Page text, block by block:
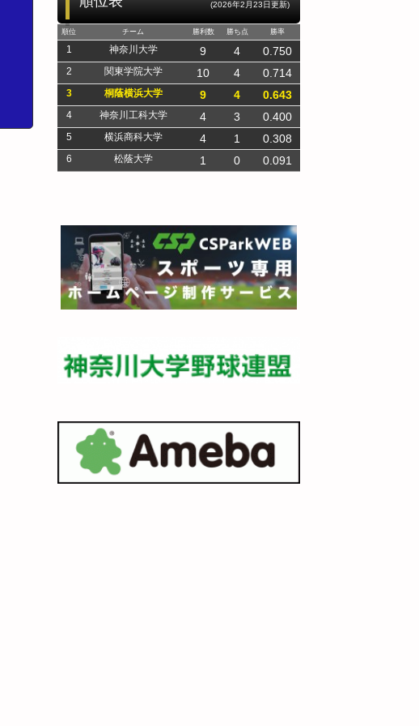
(2026年2月23日更新)
順位 チーム 勝利数 勝ち点 勝率
1 神奈川大学 9 4 0.750
2 関東学院大学 10 4 0.714
3 桐蔭横浜大学 9 4 0.643
4 神奈川工科大学 4 3 0.400
5 横浜商科大学 4 1 0.308
6 松蔭大学 1 0 0.091